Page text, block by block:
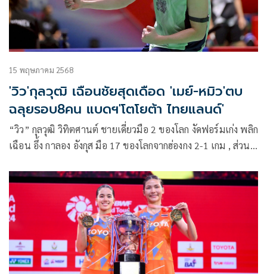
15 พฤษภาคม 2568
'วิว'กุลวุฒิ เฉือนชัยสุดเดือด 'เมย์-หมิว'ตบ
ฉลุยรอบ8คน แบดฯ'โตโยต้า ไทยแลนด์'
“วิว” กุลวุฒิ วิทิตศานต์ ชายเดี่ยวมือ 2 ของโลก งัดฟอร์มเก่ง พลิก
เฉือน อึ้ง กาลอง อังกุส มือ 17 ของโลกจากฮ่องกง 2-1 เกม , ส่วน 2
ชูวงศ์ เล่นได้อย่างเฉียบขาดเช่นกัน ผ่านเข้ารอบ 8 คนสุดท้าย
แบดมินตัน ไทยแลนด์ โอเพ่น 2025